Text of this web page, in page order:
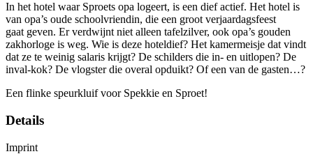
In het hotel waar Sproets opa logeert, is een dief actief. Het hotel is
van opa’s oude schoolvriendin, die een groot verjaardagsfeest
gaat geven. Er verdwijnt niet alleen tafelzilver, ook opa’s gouden
zakhorloge is weg. Wie is deze hoteldief? Het kamermeisje dat vindt
dat ze te weinig salaris krijgt? De schilders die in- en uitlopen? De
inval-kok? De vlogster die overal opduikt? Of een van de gasten…?
Een flinke speurkluif voor Spekkie en Sproet!
Details
Imprint